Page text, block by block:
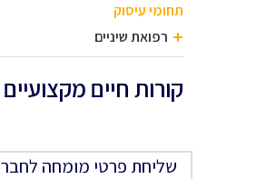
תחומי עיסוק
רפואת שיניים
קורות חיים מקצועיים
שליחת פרטי מומחה לחבר